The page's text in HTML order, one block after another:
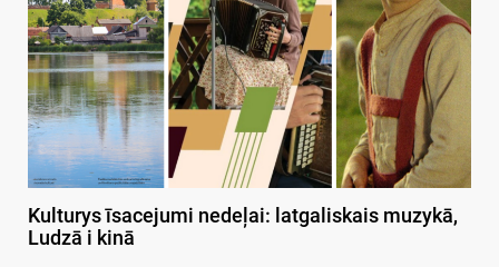
Kulturys īsacejumi nedeļai: latgaliskais muzykā,
Ludzā i kinā